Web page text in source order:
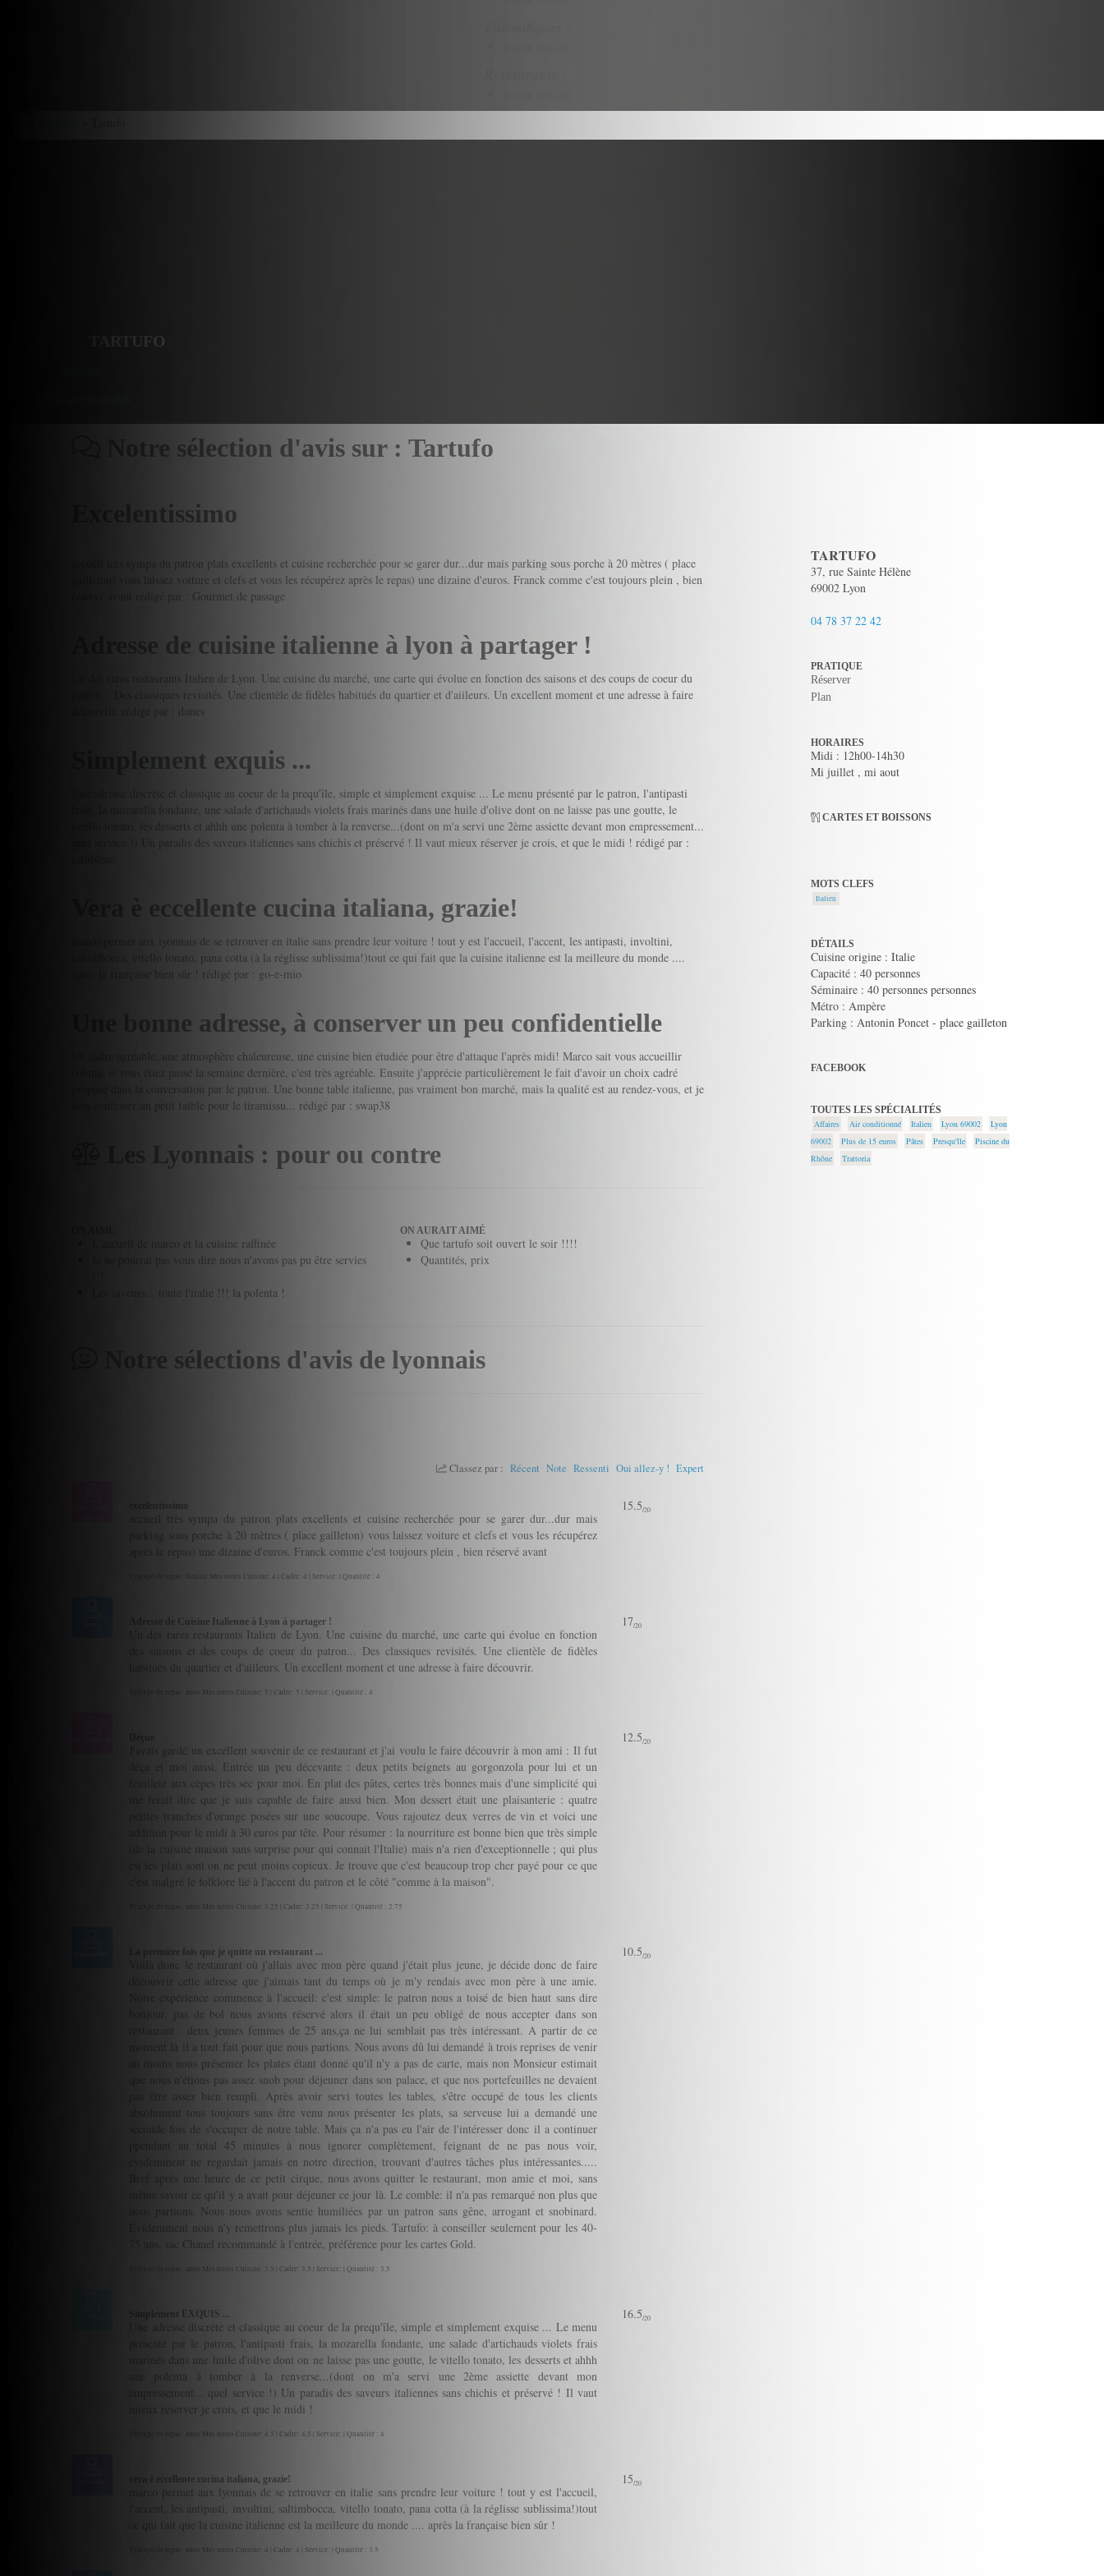
TARTUFO
Notre sélection d'avis sur : Tartufo
Excelentissimo
accueil très sympa du patron plats excellents et cuisine recherchée pour se garer dur...dur mais parking sous porche à 20 mètres ( place
gailleton) vous laissez voiture et clefs et vous les récupérez après le repas) une dizaine d'euros. Franck comme c'est toujours plein , bien
rédigé par : Gourmet de passage
Adresse de cuisine italienne à lyon à partager !
Un des rares restaurants Italien de Lyon. Une cuisine du marché, une carte qui évolue en fonction des saisons et des coups de coeur du
patron... Des classiques revisités. Une clientèle de fidèles habitués du quartier et d'aiileurs. Un excellent moment et une adresse à faire
rédigé par : dunes
Simplement exquis ...
Une adresse discrète et classique au coeur de la prequ'île, simple et simplement exquise ... Le menu présenté par le patron, l'antipasti
frais, la mozarella fondante, une salade d'artichauds violets frais marinés dans une huile d'olive dont on ne laisse pas une goutte, le
vitello tonato, les desserts et ahhh une polenta à tomber à la renverse...(dont on m'a servi une 2ème assiette devant mon empressement...
quel service !) Un paradis des saveurs italiennes sans chichis et préservé ! Il vaut mieux réserver je crois, et que le midi ! rédigé par :
Vera è eccellente cucina italiana, grazie!
marco permet aux lyonnais de se retrouver en italie sans prendre leur voiture ! tout y est l'accueil, l'accent, les antipasti, involtini,
saltimbocca, vitello tonato, pana cotta (à la réglisse sublissima!)tout ce qui fait que la cuisine italienne est la meilleure du monde ....
après la française bien sûr ! rédigé par : go-e-mio
Une bonne adresse, à conserver un peu confidentielle
Un cadre agréable, une atmosphère chaleureuse, une cuisine bien étudiée pour être d'attaque l'après midi! Marco sait vous accueillir
comme si vous étiez passé la semaine dernière, c'est très agréable. Ensuite j'apprécie particulièrement le fait d'avoir un choix cadré
proposé dans la conversation par le patron. Une bonne table italienne, pas vraiment bon marché, mais la qualité est au rendez-vous, et je
dois confesser un petit faible pour le tiramissu... rédigé par : swap38
Les Lyonnais : pour ou contre
L'accueil de marco et la cuisine raffinée
Je ne pourrai pas vous dire nous n'avons pas pu être servies
Les saveurs... toute l'italie !!! la polenta !
ON AURAIT AIMÉ
Que tartufo soit ouvert le soir !!!!
Quantités, prix
Notre sélections d'avis de lyonnais
Classez par : Récent Note Ressenti Oui allez-y ! Expert
excelentissimo
accueil très sympa du patron plats excellents et cuisine recherchée pour se garer dur...dur mais
parking sous porche à 20 mètres ( place gailleton) vous laissez voiture et clefs et vous les récupérez
après le repas) une dizaine d'euros. Franck comme c'est toujours plein , bien réservé avant
Tytexpe de repas: famille Mes notes Cuisine: 4 | Cadre: 4 | Service: | Quantité : 4
15.5/20
Adresse de Cuisine Italienne à Lyon à partager !
Un des rares restaurants Italien de Lyon. Une cuisine du marché, une carte qui évolue en fonction
des saisons et des coups de coeur du patron... Des classiques revisités. Une clientèle de fidèles
habitués du quartier et d'aiileurs. Un excellent moment et une adresse à faire découvrir.
Tytexpe de repas: amis Mes notes Cuisine: 5 | Cadre: 5 | Service: | Quantité : 4
17/20
J'avais gardé un excellent souvenir de ce restaurant et j'ai voulu le faire découvrir à mon ami : Il fut
déçu et moi aussi. Entrée un peu décevante : deux petits beignets au gorgonzola pour lui et un
feuilleté aux cèpes très sec pour moi. En plat des pâtes, certes très bonnes mais d'une simplicité qui
me ferait dire que je suis capable de faire aussi bien. Mon dessert était une plaisanterie : quatre
petites tranches d'orange posées sur une soucoupe. Vous rajoutez deux verres de vin et voici une
addition pour le midi à 30 euros par tête. Pour résumer : la nourriture est bonne bien que très simple
(de la cuisine maison sans surprise pour qui connait l'Italie) mais n'a rien d'exceptionnelle ; qui plus
est les plats sont on ne peut moins copieux. Je trouve que c'est beaucoup trop cher payé pour ce que
c'est malgré le folklore lié à l'accent du patron et le côté "comme à la maison".
Tytexpe de repas: amis Mes notes Cuisine: 3.25 | Cadre: 3.25 | Service: | Quantité : 2.75
12.5/20
La première fois que je quitte un restaurant ...
Voilà donc le restaurant où j'allais avec mon père quand j'était plus jeune, je décide donc de faire
découvrir cette adresse que j'aimais tant du temps où je m'y rendais avec mon père à une amie.
Notre expérience commence à l'accueil: c'est simple: le patron nous a toisé de bien haut sans dire
bonjour, pas de bol nous avions réservé alors il était un peu obligé de nous accepter dans son
restaurant : deux jeunes femmes de 25 ans,ça ne lui semblait pas très intéressant. A partir de ce
moment là il a tout fait pour que nous partions. Nous avons dû lui demandé à trois reprises de venir
au moins nous présenter les plates étant donné qu'il n'y a pas de carte, mais non Monsieur estimait
que nous n'étions pas assez snob pour déjeuner dans son palace, et que nos portefeuilles ne devaient
pas être assez bien rempli. Après avoir servi toutes les tables, s'être occupé de tous les clients
absolument tous toujours sans être venu nous présenter les plats, sa serveuse lui a demandé une
seconde fois de s'occuper de notre table. Mais ça n'a pas eu l'air de l'intéresser donc il a continuer
ppendant au total 45 minutes à nous ignorer complètement, feignant de ne pas nous voir,
évidemment ne regardait jamais en notre direction, trouvant d'autres tâches plus intéressantes.....
Bref après une heure de ce petit cirque, nous avons quitter le restaurant, mon amie et moi, sans
même savoir ce qu'il y a avait pour déjeuner ce jour là. Le comble: il n'a pas remarqué non plus que
nous partions. Nous nous avons sentie humiliées par un patron sans gêne, arrogant et snobinard.
Evidemment nous n'y remettrons plus jamais les pieds. Tartufo: à conseiller seulement pour les 40-
75 ans, sac Chanel recommandé à l'entrée, préférence pour les cartes Gold.
Tytexpe de repas: amis Mes notes Cuisine: 3.5 | Cadre: 3.5 | Service: | Quantité : 3.5
10.5/20
Simplement EXQUIS ...
Une adresse discrète et classique au coeur de la prequ'île, simple et simplement exquise ... Le menu
présenté par le patron, l'antipasti frais, la mozarella fondante, une salade d'artichauds violets frais
marinés dans une huile d'olive dont on ne laisse pas une goutte, le vitello tonato, les desserts et ahhh
une polenta à tomber à la renverse...(dont on m'a servi une 2ème assiette devant mon
empressement... quel service !) Un paradis des saveurs italiennes sans chichis et préservé ! Il vaut
mieux réserver je crois, et que le midi !
Tytexpe de repas: amis Mes notes Cuisine: 4.5 | Cadre: 4.5 | Service: | Quantité : 4
16.5/20
vera è eccellente cucina italiana, grazie!
marco permet aux lyonnais de se retrouver en italie sans prendre leur voiture ! tout y est l'accueil,
l'accent, les antipasti, involtini, saltimbocca, vitello tonato, pana cotta (à la réglisse sublissima!)tout
ce qui fait que la cuisine italienne est la meilleure du monde .... après la française bien sûr !
Tytexpe de repas: amis Mes notes Cuisine: 4 | Cadre: 4 | Service: | Quantité : 3.5
15/20
TARTUFO
37, rue Sainte Hélène
69002 Lyon
04 78 37 22 42
PRATIQUE
Réserver
Plan
HORAIRES
Midi : 12h00-14h30
Mi juillet , mi aout
CARTES ET BOISSONS
MOTS CLEFS
Italien
DÉTAILS
Cuisine origine : Italie
Capacité : 40 personnes
Séminaire : 40 personnes personnes
Métro : Ampère
Parking : Antonin Poncet - place gailleton
FACEBOOK
TOUTES LES SPÉCIALITÉS
Affaires
Air conditionné Italien Lyon 69002
Lyon
69002
Plus de 15 euros Pâtes Presqu'île
Piscine du
Rhône
Trattoria